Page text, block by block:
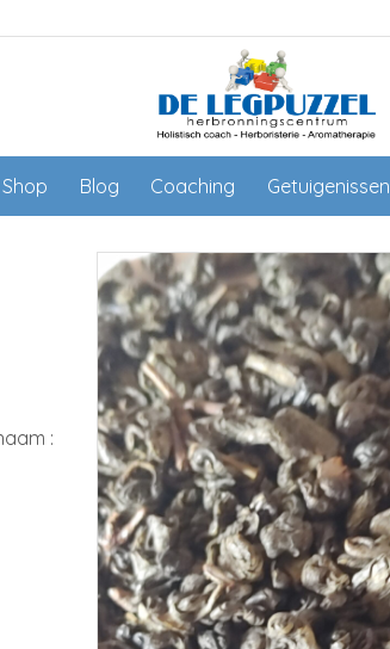
Shop Blog Coaching Getuigenissen
: